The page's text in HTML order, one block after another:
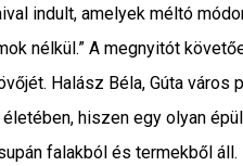
indult, amelyek méltó
nélkül.” A megnyitót
Halász Béla, Gúta
hiszen egy olyan
falakból és termekből